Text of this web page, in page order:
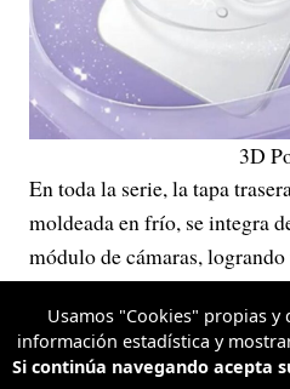
3D
En toda la serie, la tapa
moldeada en frío, se integra
módulo de cámaras,
sin interrupciones.
El OPPO Reno16 cuenta con
6.32 pulgadas, pensada para
Usamos "Cookies" propias
información estadística y
Si continúa navegando acepta